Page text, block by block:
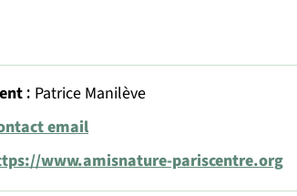
: Patrice Manilève
email
www.amisnature-pariscentre.org